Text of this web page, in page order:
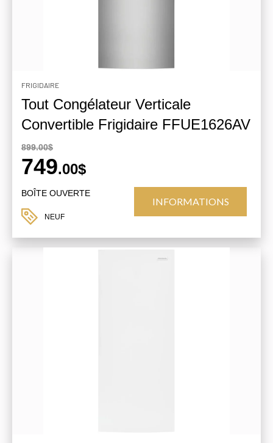
FRIGIDAIRE
Tout Congélateur Verticale
Convertible Frigidaire FFUE1626AV
899.00$
749.00$
BOÎTE OUVERTE
NEUF
INFORMATIONS